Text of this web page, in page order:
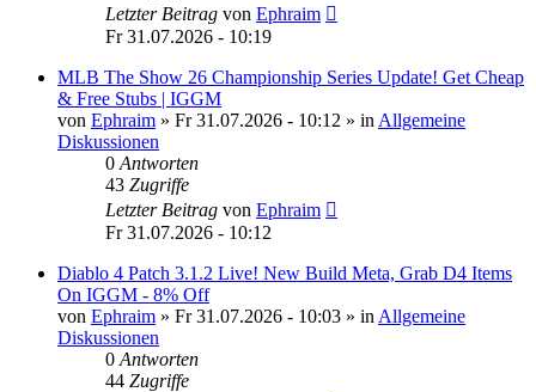
Letzter Beitrag von Ephraim
Fr 31.07.2026 - 10:19
MLB The Show 26 Championship Series Update! Get Cheap
& Free Stubs | IGGM
von Ephraim » Fr 31.07.2026 - 10:12 » in Allgemeine
Diskussionen
0 Antworten
43 Zugriffe
Letzter Beitrag von Ephraim
Fr 31.07.2026 - 10:12
Diablo 4 Patch 3.1.2 Live! New Build Meta, Grab D4 Items
On IGGM - 8% Off
von Ephraim » Fr 31.07.2026 - 10:03 » in Allgemeine
Diskussionen
0 Antworten
44 Zugriffe